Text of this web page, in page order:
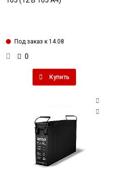
Под заказ к 14.08
0
Купить